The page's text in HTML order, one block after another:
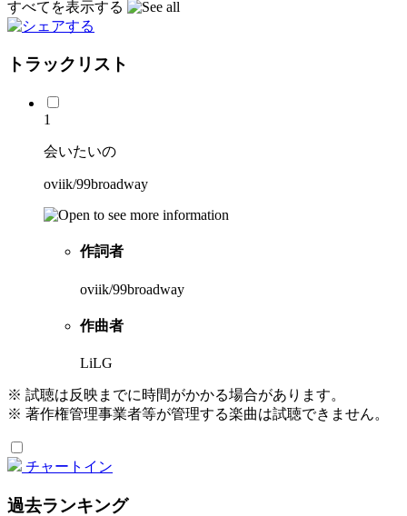
すべてを表示する
トラックリスト
1
会いたいの
oviik/99broadway
作詞者
oviik/99broadway
作曲者
LiLG
※ 試聴は反映までに時間がかかる場合があります。
※ 著作権管理事業者等が管理する楽曲は試聴できません。
チャートイン
過去ランキング